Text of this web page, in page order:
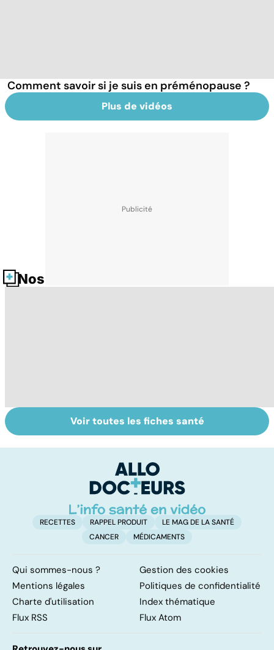
Comment savoir si je suis en préménopause ?
Plus de vidéos
Nos fiches santé
Dérèglement
hormonal : et si
Tout savoir sur
les infections
Voir toutes les fiches santé
RECETTES RAPPEL PRODUIT
LE MAG DE LA SANTÉ
CANCER
MÉDICAMENTS
Qui sommes-nous ?
Gestion des cookies
Mentions légales
Politiques de confidentialité
Charte d'utilisation
Index thématique
Flux RSS
Flux Atom